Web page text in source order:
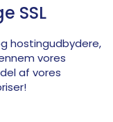
SSL
hostingudbydere,
vores
af vores